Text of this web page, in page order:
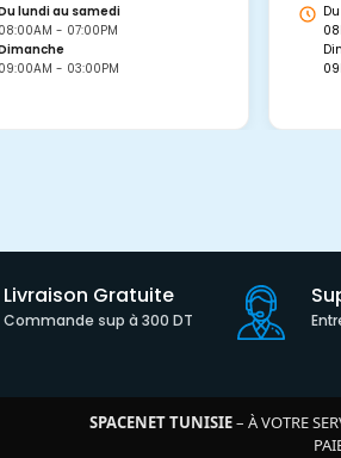
lundi au samedi
08:00AM - 07:00PM
09:00AM - 03:00PM
Livraison Gratuite
Commande sup à 300 DT
SPACENET TUNISIE– À VOTRE